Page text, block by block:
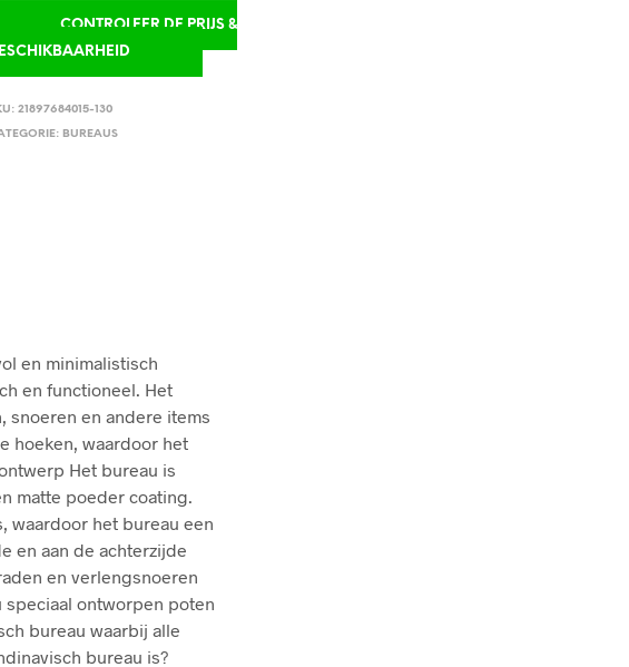
CONTROLEER DE PRIJS &
21897684015-130
BUREAUS
en minimalistisch
en functioneel. Het
snoeren en andere items
hoeken, waardoor het
Het bureau is
matte poeder coating.
waardoor het bureau een
en aan de achterzijde
en verlengsnoeren
ontworpen poten
bureau waarbij alle
bureau is?